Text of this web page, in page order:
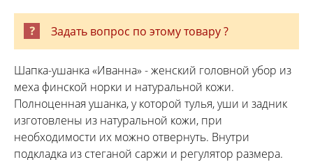
Задать вопрос по этому товару ?
Шапка-ушанка «Иванна» - женский головной убор из
меха финской норки и натуральной кожи.
Полноценная ушанка, у которой тулья, уши и задник
изготовлены из натуральной кожи, при
необходимости их можно отвернуть. Внутри
подкладка из стеганой саржи и регулятор размера.